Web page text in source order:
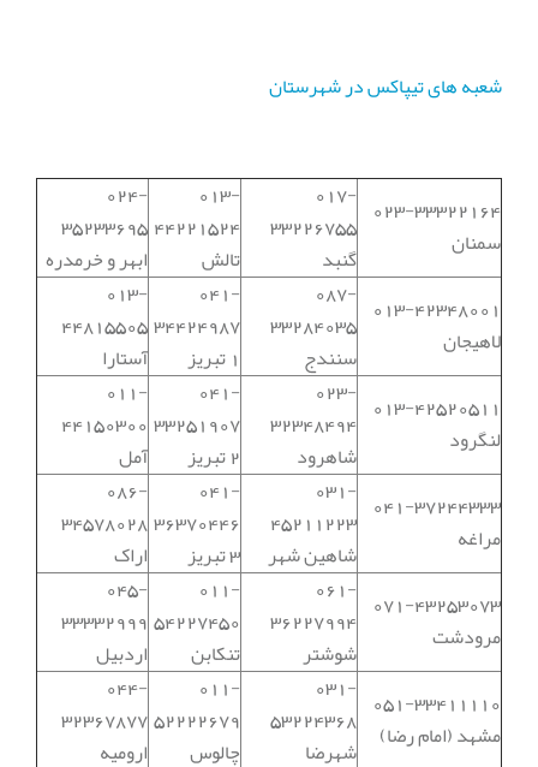
شعبه های تیپاکس در شهرستان
023-33322164
سمنان
017-
33226755
گنبد
013-
44221524
تالش
024-
35233695
ابهر و خرمدره
013-42348001
لاهیجان
087-
33284035
سنندج
041-
34424987
1 تبریز
013-
44815505
آستارا
013-42520511
لنگرود
023-
32348494
شاهرود
041-
33251907
2 تبریز
011-
44150300
آمل
041-37244333
مراغه
031-
45211223
شاهین شهر
041-
36370446
3 تبریز
086-
34578028
اراک
071-43253073
مرودشت
061-
36227994
شوشتر
011-
54227450
تنکابن
045-
33332999
اردبیل
051-33411110
مشهد (امام رضا)
031-
53224368
شهرضا
011-
52222679
چالوس
044-
32367877
ارومیه